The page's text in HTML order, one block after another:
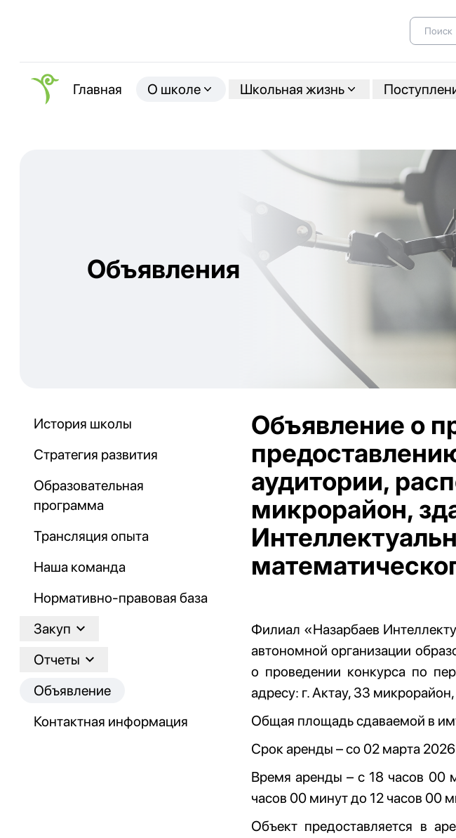
Главная О школе Школьная жизнь
Объявления
История школы
Стратегия развития
Образовательная
программа
Трансляция опыта
Наша команда
Нормативно-правовая база
Закуп
Отчеты
Объявление
Контактная информация
Объявление о
аудитории,
микрорайон,
Филиал «Назарбаев
автономной организации
о проведении конкурса по
адресу: г. Актау, 33
Общая площадь сдаваемой в
Срок аренды – со 02 марта
Время аренды – с 18 часов 00
часов 00 минут до 12 часов 00
Объект предоставляется в